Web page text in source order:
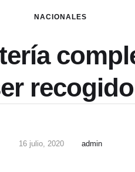
NACIONALES
recogido
16 julio, 2020 admin